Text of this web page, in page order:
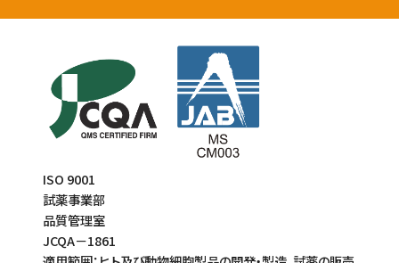
ISO 9001
試薬事業部
品質管理室
JCQA－1861